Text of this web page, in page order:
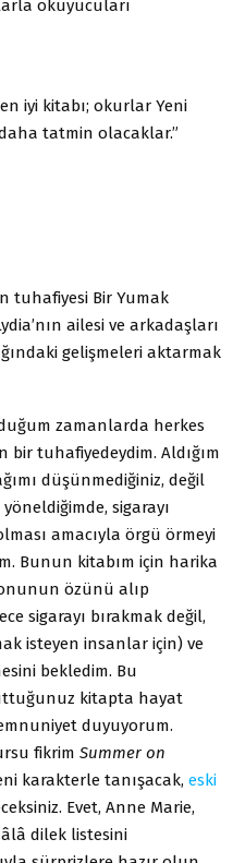
okuyucuları
iyi kitabı; okurlar Yeni
tatmin olacaklar.”
tuhafiyesi Bir Yumak
ailesi ve arkadaşları
gelişmeleri aktarmak
zamanlarda herkes
bir tuhafiyedeydim. Aldığım
düşünmediğiniz, değil
sigarayı
amacıyla örgü örmeyi
Bunun kitabım için harika
özünü alıp
sigarayı bırakmak değil,
isteyen insanlar için) ve
bekledim. Bu
kitapta hayat
duyuyorum.
fikrim Summer on
karakterle tanışacak, eski
Evet, Anne Marie,
dilek listesini